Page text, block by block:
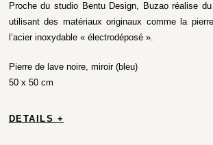
Proche du studio Bentu Design, Buzao réalise
utilisant des matériaux originaux comme la
l’acier inoxydable « électrodéposé ».
Pierre de lave noire, miroir (bleu)
50 x 50 cm
DETAILS +